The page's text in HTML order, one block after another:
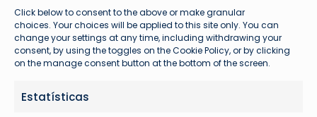
Click below to consent to the above or make granular
choices. Your choices will be applied to this site only. You can
change your settings at any time, including withdrawing your
consent, by using the toggles on the Cookie Policy, or by clicking
on the manage consent button at the bottom of the screen.
Estatísticas
Mais lidas